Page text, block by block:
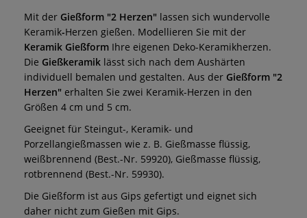
Mit der Gießform "2 Herzen" lassen sich wundervolle
Keramik-Herzen gießen. Modellieren Sie mit der
Keramik Gießform Ihre eigenen Deko-Keramikherzen.
Die Gießkeramik lässt sich nach dem Aushärten
individuell bemalen und gestalten. Aus der Gießform "2
Herzen" erhalten Sie zwei Keramik-Herzen in den
Größen 4 cm und 5 cm.
Geeignet für Steingut-, Keramik- und
Porzellangießmassen wie z. B. Gießmasse flüssig,
weißbrennend (Best.-Nr. 59920), Gießmasse flüssig,
rotbrennend (Best.-Nr. 59930).
Die Gießform ist aus Gips gefertigt und eignet sich
daher nicht zum Gießen mit Gips.